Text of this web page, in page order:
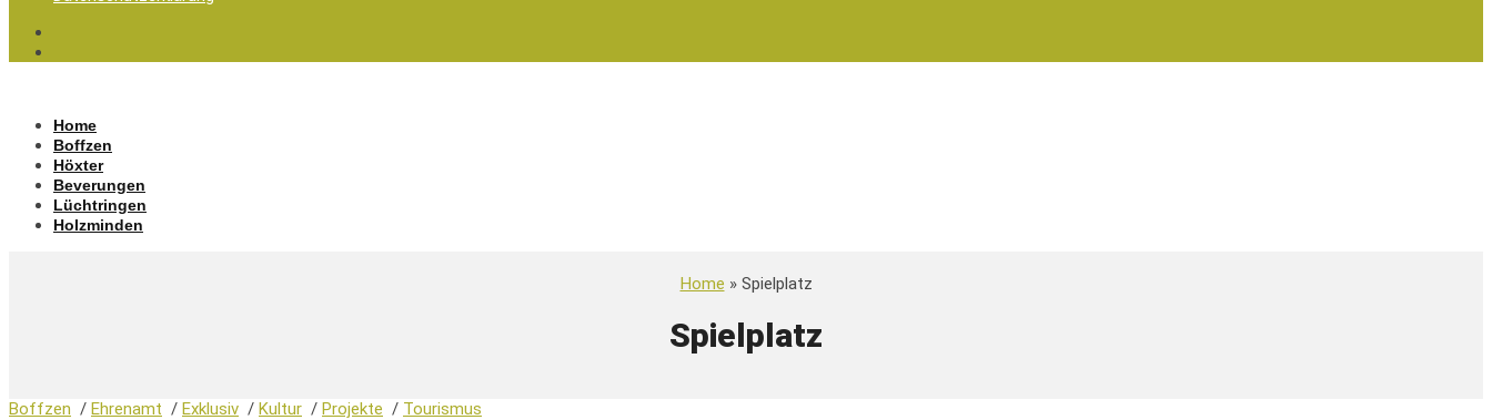
Home
Boffzen
Höxter
Beverungen
Lüchtringen
Holzminden
Home » Spielplatz
Spielplatz
Boffzen / Ehrenamt / Exklusiv / Kultur / Projekte / Tourismus